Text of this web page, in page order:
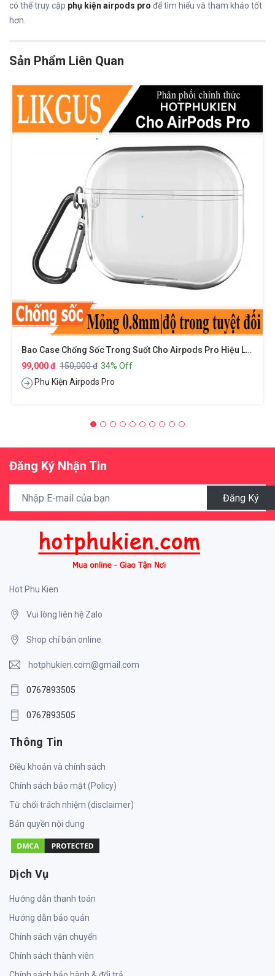
có thể truy cập phụ kiện airpods pro để tìm hiểu và tham khảo tốt
hơn.
Sản Phẩm Liên Quan
Bao Case Chống Sốc Trong Suốt Cho Airpods Pro Hiệu Likgus Crystal Shell
99,000 đ 150,000 đ 34% Off
Phụ Kiện Airpods Pro
Đăng Ký Nhận Tin
Đăng Ký
Hot Phu Kien
Vui lòng liên hệ Zalo
Shop chỉ bán online
hotphukien.com@gmail.com
0767893505
0767893505
Thông Tin
Điều khoản và chính sách
Chính sách bảo mật (Policy)
Từ chối trách nhiệm (disclaimer)
Bản quyền nội dung
Dịch Vụ
Hướng dẫn thanh toán
Hướng dẫn bảo quản
Chính sách vận chuyển
Chính sách thành viên